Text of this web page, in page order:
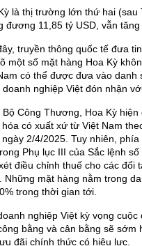
là thị trường lớn thứ hai (sau
đương 11,85 tỷ USD, vẫn
truyền thông quốc tế đưa
một số mặt hàng Hoa Kỳ
có thể được đưa vào
nghiệp Việt đón nhận
Bộ Công Thương, Hoa Kỳ
hóa có xuất xứ từ Việt Nam
ngày 2/4/2025. Tuy nhiên,
Phụ lục III của Sắc lệnh
điều chỉnh thuế cho các
Những mặt hàng nằm trong
trong thời gian tới.
nghiệp Việt kỳ vọng
bằng và cân bằng sẽ
đãi chính thức có hiệu lực.